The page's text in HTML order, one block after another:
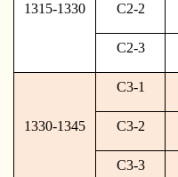
1315-1330 C2-2
C2-3
1330-1345
C3-1
C3-2
C3-3